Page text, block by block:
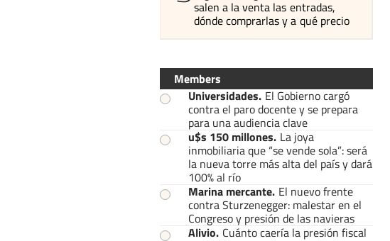
salen a la venta las entradas,
dónde comprarlas y a qué precio
Members
Universidades. El Gobierno cargó
contra el paro docente y se prepara
para una audiencia clave
u$s 150 millones. La joya
inmobiliaria que “se vende sola”: será
la nueva torre más alta del país y dará
100% al río
Marina mercante. El nuevo frente
contra Sturzenegger: malestar en el
Congreso y presión de las navieras
Alivio. Cuánto caería la presión fiscal